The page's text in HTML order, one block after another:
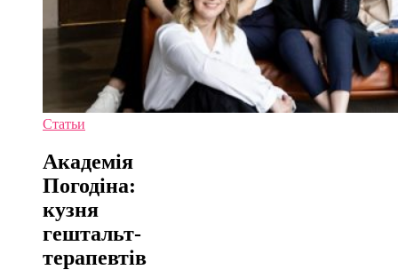
Статьи
Академія
Погодіна:
кузня
гештальт-
терапевтів